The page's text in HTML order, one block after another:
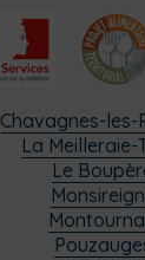
Chavagnes-les-
La Meilleraie-
Le